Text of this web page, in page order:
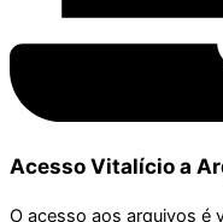
Acesso Vitalício a
O acesso aos arquivos é